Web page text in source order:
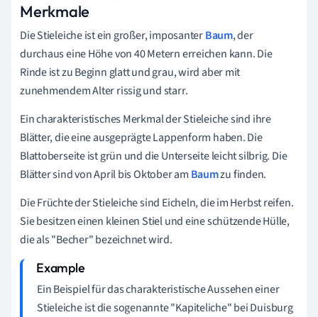
Merkmale
Die Stieleiche ist ein großer, imposanterBaum, der
durchaus eine Höhe von 40 Metern erreichen kann. Die
Rinde ist zu Beginn glatt und grau, wird aber mit
zunehmendem Alter rissig und starr.
Ein charakteristisches Merkmal der Stieleiche sind ihre
Blätter, die eine ausgeprägte Lappenform haben. Die
Blattoberseite ist grün und die Unterseite leicht silbrig. Die
Blätter sind von April bis Oktober am Baumzu finden.
Die Früchte der Stieleiche sind Eicheln, die im Herbst reifen.
Sie besitzen einen kleinen Stiel und eine schützende Hülle,
die als "Becher" bezeichnet wird.
Ein Beispiel für das charakteristische Aussehen einer
Stieleiche ist die sogenannte "Kapiteliche" bei Duisburg